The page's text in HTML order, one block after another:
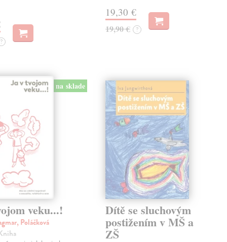
?
19,30 €
19,90 € ?
na sklade
veku...!
Poláčková
Dítě se sluchovým
postižením v MŠ a
ZŠ